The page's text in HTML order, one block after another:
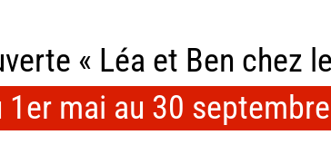
« Léa et Ben chez
1er mai au 30 septembre